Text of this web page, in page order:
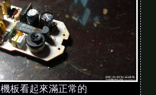
機板看起來滿正常的